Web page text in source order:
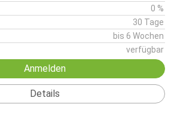
0 %
30 Tage
bis 6 Wochen
verfügbar
Anmelden
Details